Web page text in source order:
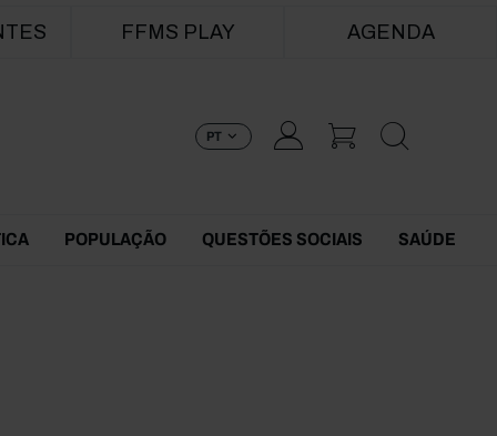
FFMS PLAY AGENDA
PT
POPULAÇÃO QUESTÕES SOCIAIS SAÚDE